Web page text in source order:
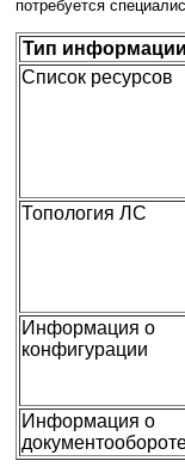
потребуется
Тип информации
Список ресурсов
Топология ЛС
Информация о
конфигурации
Информация о